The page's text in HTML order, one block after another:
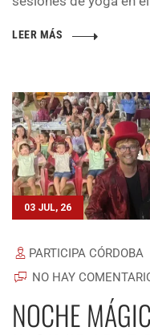
LEER MÁS
03 JUL, 26
PARTICIPA CÓRDOBA
NO HAY
NOCHE